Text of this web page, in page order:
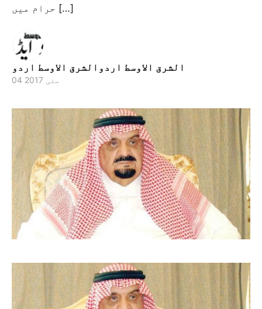
حرام میں […]
الشرق الاوسط اردوالشرق الاوسط اردو
04 مئی 2017